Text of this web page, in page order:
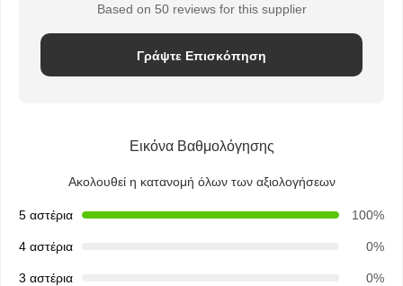
Based on 50 reviews for this supplier
Γράψτε Επισκόπηση
Εικόνα Βαθμολόγησης
Ακολουθεί η κατανομή όλων των αξιολογήσεων
5 αστέρια 100%
4 αστέρια 0%
3 αστέρια 0%